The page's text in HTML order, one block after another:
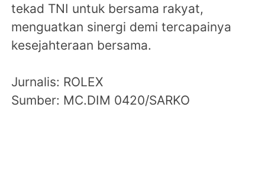
tekad TNI untuk bersama rakyat,
menguatkan sinergi demi tercapainya
kesejahteraan bersama.
Jurnalis: ROLEX
Sumber: MC.DIM 0420/SARKO